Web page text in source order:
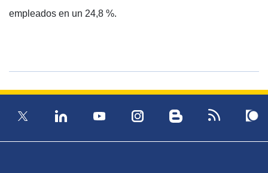
empleados en un 24,8 %.